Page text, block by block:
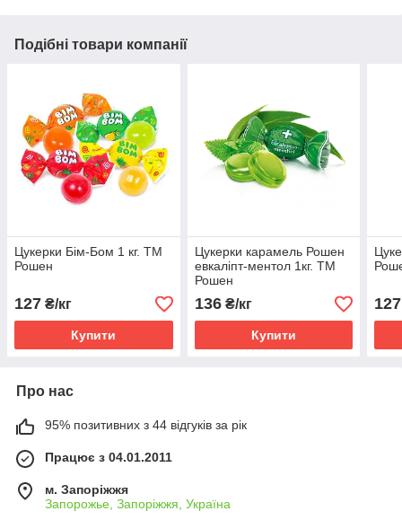
Подібні товари компанії
Цукерки Бім-Бом 1 кг. ТМ
Рошен
127 ₴/кг
Купити
Цукерки карамель Рошен
евкаліпт-ментол 1кг. ТМ
Рошен
136₴/кг
Купити
127
Про нас
95% позитивних з 44 відгуків за рік
Працює з 04.01.2011
м. Запоріжжя
Запорожье, Запоріжжя, Україна